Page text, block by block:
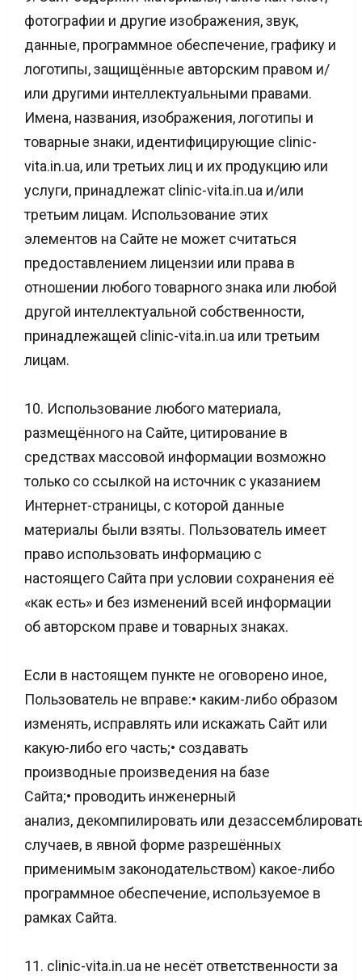
фотографии и другие изображения, звук,
данные, программное обеспечение, графику и
логотипы, защищённые авторским правом и/
или другими интеллектуальными правами.
Имена, названия, изображения, логотипы и
товарные знаки, идентифицирующие clinic-
vita.in.ua, или третьих лиц и их продукцию или
услуги, принадлежат clinic-vita.in.ua и/или
третьим лицам. Использование этих
элементов на Сайте не может считаться
предоставлением лицензии или права в
отношении любого товарного знака или любой
другой интеллектуальной собственности,
принадлежащей clinic-vita.in.ua или третьим
лицам.
10. Использование любого материала,
размещённого на Сайте, цитирование в
средствах массовой информации возможно
только со ссылкой на источник с указанием
Интернет-страницы, с которой данные
материалы были взяты. Пользователь имеет
право использовать информацию с
настоящего Сайта при условии сохранения её
«как есть» и без изменений всей информации
об авторском праве и товарных знаках.
Если в настоящем пункте не оговорено иное,
Пользователь не вправе:• каким-либо образом
изменять, исправлять или искажать Сайт или
какую-либо его часть;• создавать
производные произведения на базе
Сайта;• проводить инженерный
анализ, декомпилировать или
случаев, в явной форме разрешённых
применимым законодательством) какое-либо
программное обеспечение, используемое в
рамках Сайта.
11. clinic-vita.in.ua не несёт ответственности за